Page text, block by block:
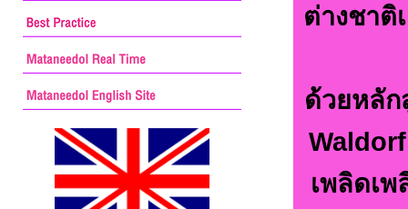
ต่างชาติ
ด้วยหลั
เพลิดเ